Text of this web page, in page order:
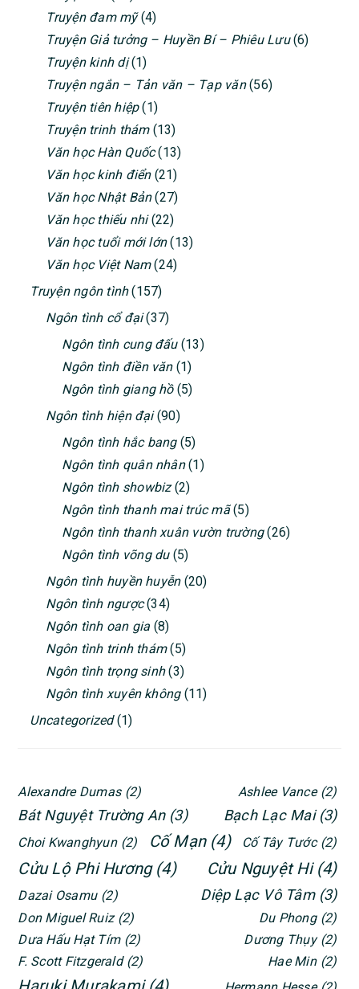
Truyện đam mỹ(4)
Truyện Giả tưởng – Huyền Bí – Phiêu Lưu(6)
Truyện kinh dị(1)
Truyện ngắn – Tản văn – Tạp văn(56)
Truyện tiên hiệp(1)
Truyện trinh thám(13)
Văn học Hàn Quốc(13)
Văn học kinh điển(21)
Văn học Nhật Bản(27)
Văn học thiếu nhi(22)
Văn học tuổi mới lớn(13)
Văn học Việt Nam(24)
Truyện ngôn tình(157)
Ngôn tình cổ đại(37)
Ngôn tình cung đấu(13)
Ngôn tình điền văn(1)
Ngôn tình giang hồ(5)
Ngôn tình hiện đại(90)
Ngôn tình hắc bang(5)
Ngôn tình quân nhân(1)
Ngôn tình showbiz(2)
Ngôn tình thanh mai trúc mã(5)
Ngôn tình thanh xuân vườn trường(26)
Ngôn tình võng du(5)
Ngôn tình huyền huyễn(20)
Ngôn tình ngược(34)
Ngôn tình oan gia (8)
Ngôn tình trinh thám(5)
Ngôn tình trọng sinh(3)
Ngôn tình xuyên không(11)
Uncategorized(1)
Alexandre Dumas (2) Ashlee Vance (2)
Bát Nguyệt Trường An (3) Bạch Lạc Mai (3)
Choi Kwanghyun (2) Cố Mạn (4) Cố Tây Tước (2)
Cửu Lộ Phi Hương (4) Cửu Nguyệt Hi (4)
Dazai Osamu (2) Diệp Lạc Vô Tâm (3)
Don Miguel Ruiz (2) Du Phong (2)
Dưa Hấu Hạt Tím (2) Dương Thụy (2)
F. Scott Fitzgerald (2) Hae Min (2)